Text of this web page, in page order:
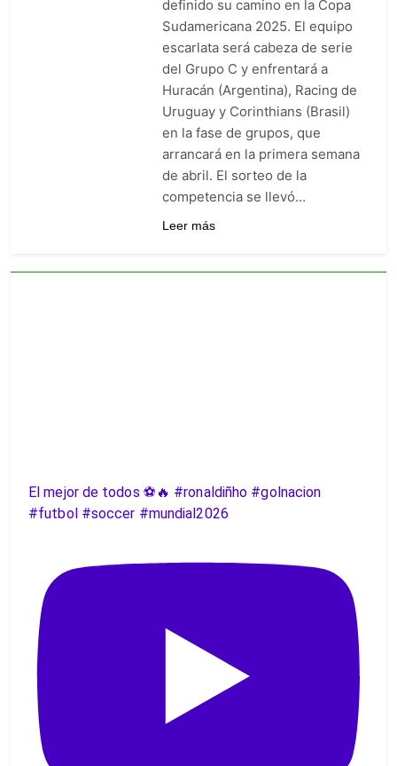
goleó 7-0 a Boyacá Chicó y es
líder de la Liga BetPlay
4 Días Ago
Vuelve la Premier League:
arranca el 21 de agosto con el
Arsenal campeón abriendo
ante el Coventry
4 Días Ago
Escándalo en Montería: el
debut de Nacional se suspendió
por disturbios cuando ganaba
3-0 a Jaguares
4 Días Ago
definido su camino en la Copa
Sudamericana 2025. El equipo
escarlata será cabeza de serie
del Grupo C y enfrentará a
Huracán (Argentina), Racing de
Uruguay y Corinthians (Brasil)
en la fase de grupos, que
arrancará en la primera semana
de abril. El sorteo de la
competencia se llevó…
Leer más
El mejor de todos ⚽️🔥 #ronaldiñho #golnacion
#futbol #soccer #mundial2026